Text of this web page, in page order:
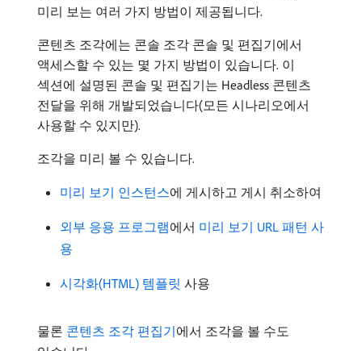
미리 보는 여러 가지 방법이 제공됩니다.
콘텐츠 조각에는 콘솔 조각 콘솔 및 편집기에서
액세스할 수 있는 몇 가지 방법이 있습니다. 이
섹션에 설명된 콘솔 및 편집기는 Headless 콘텐츠
전달을 위해 개발되었습니다(모든 시나리오에서
사용할 수 있지만).
조각을 미리 볼 수 있습니다.
미리 보기 인스턴스에 게시하고 게시 취소하여
외부 응용 프로그램에서 미리 보기 URL 패턴 사
용
시각화(HTML) 템플릿 사용
물론 콘텐츠 조각 편집기에서 조각을 볼 수도